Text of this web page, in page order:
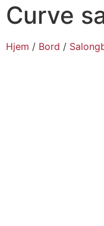
Curve
Hjem / Bord /